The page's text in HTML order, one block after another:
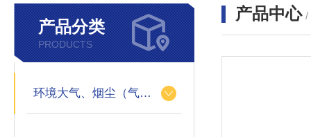
产品分类
PRODUCTS
环境大气、烟尘（气）采样器
产品中心 /